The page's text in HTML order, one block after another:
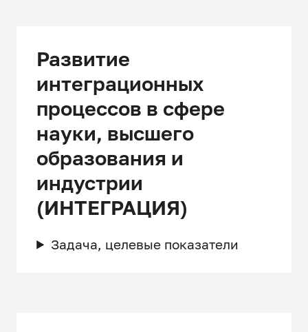
Развитие
интеграционных
процессов в сфере
науки, высшего
образования и
индустрии
(ИНТЕГРАЦИЯ)
Задача, целевые показатели